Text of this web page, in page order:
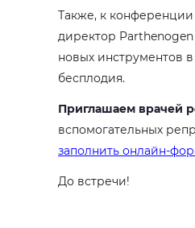
Также, к
директор Parthenogen
новых инструментов
бесплодия.
Приглашаем врачей
вспомогательных
заполнить онлайн-
До встречи!